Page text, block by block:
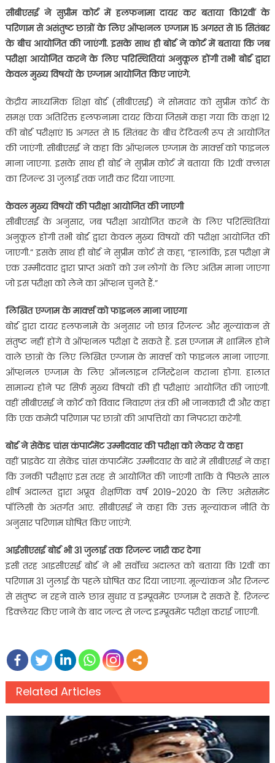
सीबीएसई ने सुप्रीम कोर्ट में हलफनामा दायर कर बताया कि12वीं के
परिणाम से असंतुष्ट छात्रों के लिए ऑप्शनल एग्जाम 15 अगस्त से 15 सितंबर
के बीच आयोजित की जाएंगी. इसके साथ ही बोर्ड ने कोर्ट में बताया कि जब
परीक्षा आयोजित करने के लिए परिस्थितियां अनुकूल होंगी तभी बोर्ड द्वारा
केवल मुख्य विषयों के एग्जाम आयोजित किए जाएंगे.
केंद्रीय माध्यमिक शिक्षा बोर्ड (सीबीएसई) ने सोमवार को सुप्रीम कोर्ट के
समक्ष एक अतिरिक्त हलफनामा दायर किया जिसमें कहा गया कि कक्षा 12
की बोर्ड परीक्षाएं 15 अगस्त से 15 सितंबर के बीच टेंटिवली रूप से आयोजित
की जाएंगी. सीबीएसई ने कहा कि ऑप्शनल एग्जाम के मार्क्स को फाइनल
माना जाएगा. इसके साथ ही बोर्ड ने सुप्रीम कोर्ट में बताया कि 12वीं क्लास
का रिजल्ट 31 जुलाई तक जारी कर दिया जाएगा.
केवल मुख्य विषयों की परीक्षा आयोजित की जाएगी
सीबीएसई के अनुसार, जब परीक्षा आयोजित करने के लिए परिस्थितियां
अनुकूल होंगी तभी बोर्ड द्वारा केवल मुख्य विषयों की परीक्षा आयोजित की
जाएगी.” इसके साथ ही बोर्ड ने सुप्रीम कोर्ट से कहा, “हालांकि, इस परीक्षा में
एक उम्मीदवार द्वारा प्राप्त अंकों को उन लोगों के लिए अंतिम माना जाएगा
जो इस परीक्षा को लेने का ऑप्शन चुनते हैं.”
लिखित एग्जाम के मार्क्स को फाइनल माना जाएगा
बोर्ड द्वारा दायर हलफनामे के अनुसार जो छात्र रिजल्ट और मूल्यांकन से
संतुष्ट नहीं होंगे वे ऑप्शनल परीक्षा दे सकते हैं. इस एग्जाम में शामिल होने
वाले छात्रों के लिए लिखित एग्जाम के मार्क्स को फाइनल माना जाएगा.
ऑप्शनल एग्जाम के लिए ऑनलाइन रजिस्ट्रेशन कराना होगा. हालात
सामान्य होने पर सिर्फ मुख्य विषयों की ही परीक्षाएं आयोजित की जाएंगी.
वहीं सीबीएसई ने कोर्ट को विवाद निवारण तंत्र की भी जानकारी दी और कहा
कि एक कमेटी परिणाम पर छात्रों की आपत्तियों का निपटारा करेगी.
बोर्ड नेसेकेंड चांस कंपार्टमेंट उम्मीदवार की परीक्षा को लेकर ये कहा
वहीं प्राइवेट या सेकेंड चांस कंपार्टमेंट उम्मीदवार के बारे में सीबीएसई ने कहा
कि उनकी परीक्षाएं इस तरह से आयोजित की जाएंगी ताकि वे पिछले साल
शीर्ष अदालत द्वारा अप्रूव शैक्षणिक वर्ष 2019-2020 के लिए असेसमेंट
पॉलिसी के अंतर्गत आएं. सीबीएसई ने कहा कि उक्त मूल्यांकन नीति के
अनुसार परिणाम घोषित किए जाएंगे.
आईसीएसई बोर्ड भी 31 जुलाई तक रिजल्ट जारी कर देगा
इसी तरह आइसीएसई बोर्ड ने भी सर्वोच्च अदालत को बताया कि 12वीं का
परिणाम 31 जुलाई के पहले घोषित कर दिया जाएगा. मूल्यांकन और रिजल्ट
से संतुष्ट न रहने वाले छात्र सुधार व इम्प्रूवमेंट एग्जाम दे सकते हैं. रिजल्ट
डिक्लेयर किए जाने के बाद जल्द से जल्द इम्प्रूवमेंट परीक्षा कराई जाएगी.
Related Articles